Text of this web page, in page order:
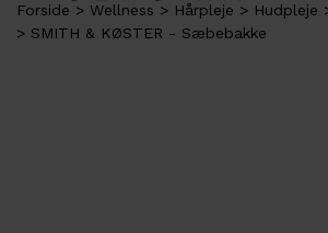
Forside Wellness Hårpleje Hudpleje
SMITH & KØSTER - Sæbebakke